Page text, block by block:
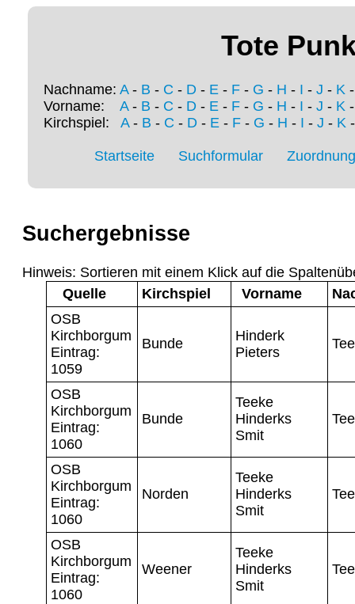
Tote
Nachname: A- B - C - D - E - F - G - H - I - J - K
Vorname: A- B - C - D - E - F - G - H - I - J - K
Kirchspiel: A- B - C - D- E- F- G - H - I - J - K
Startseite Suchformular
Suchergebnisse
Hinweis: Sortieren mit einem Klick auf die
Quelle
Kirchspiel Vorname
OSB
Kirchborgum
Eintrag:
1059
Bunde
Hinderk
Pieters
OSB
Kirchborgum
Eintrag:
1060
Bunde
Teeke
Hinderks
Smit
OSB
Kirchborgum
Eintrag:
1060
Norden
Teeke
Hinderks
Smit
OSB
Kirchborgum
Eintrag:
1060
Weener
Teeke
Hinderks
Smit